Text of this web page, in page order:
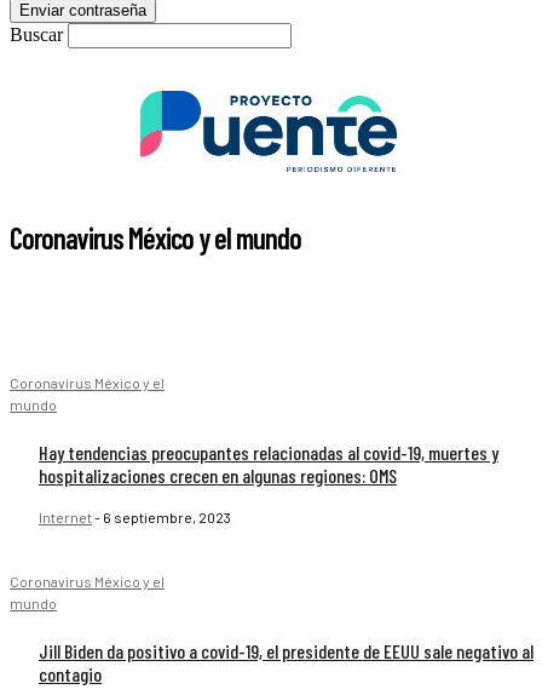
Buscar
Coronavirus México y el mundo
Coronavirus México y el
mundo
Hay tendencias preocupantes relacionadas al covid-19, muertes y
hospitalizaciones crecen en algunas regiones: OMS
Internet- 6 septiembre, 2023
Coronavirus México y el
mundo
Jill Biden da positivo a covid-19, el presidente de EEUU sale negativo al
contagio